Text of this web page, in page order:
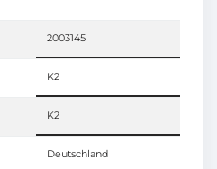
2003145
K2
K2
Deutschland